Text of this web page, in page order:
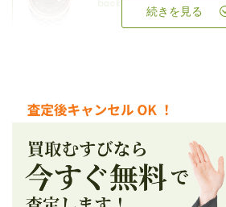
backup_rolex
続きを見る